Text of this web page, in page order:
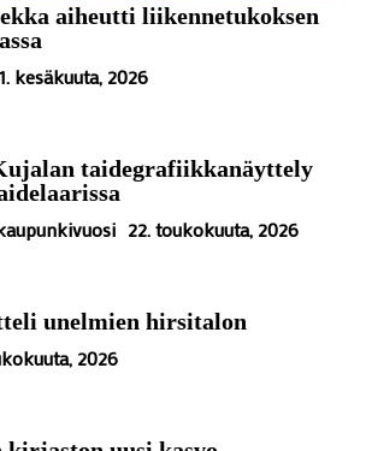
aiheutti liikennetukoksen
kesäkuuta, 2026
taidegrafiikkanäyttely
22. toukokuuta, 2026
unelmien hirsitalon
2026